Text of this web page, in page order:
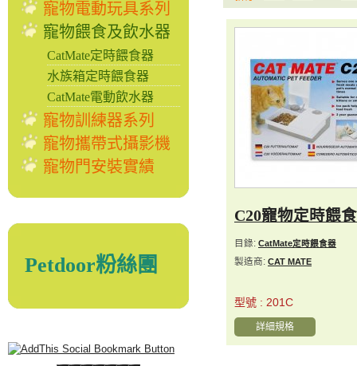
寵物電動玩具系列
寵物餵食及飲水器
CatMate定時餵食器
水族箱定時餵食器
CatMate電動飲水器
寵物訓練器系列
寵物攜帶式攝影機
寵物門安裝實績
Petdoor粉絲團
C20寵物定時餵
目錄: CatMate定時餵食器
製造商: CAT MATE
型號 : 201C
詳細規格